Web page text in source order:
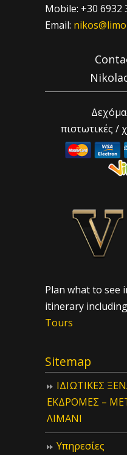
Mobile: +30 6932
Email:
πιστωτικές /
Plan what to see
itinerary including
Tours
Sitemap
ΙΔIΩΤΙΚΕΣ
ΕΚΔΡΟΜΕΣ –
ΛΙΜΑΝΙ
Υπηρεσίες